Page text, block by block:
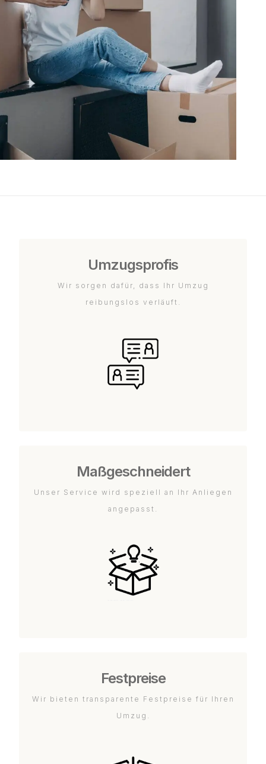
Umzugsprofis
Wir sorgen dafür, dass Ihr Umzug
reibungslos verläuft.
Maßgeschneidert
Unser Service wird speziell an Ihr Anliegen
angepasst.
Festpreise
Wir bieten transparente Festpreise für Ihren
Umzug.